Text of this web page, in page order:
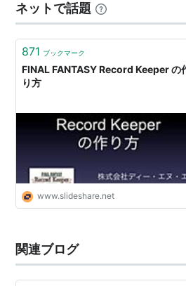
ルタイムで聴いた初のELPアルバ
して彼らは同年8月に初来日を果
番組では頻繁…
ネットで話題
871 ブックマーク
FINAL FANTASY Record Keeper の
り方
www.slideshare.net
関連ブログ